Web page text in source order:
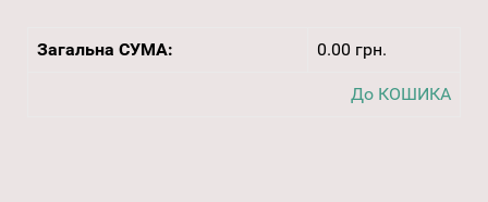
Загальна СУМА: 0.00 грн.
До КОШИКА